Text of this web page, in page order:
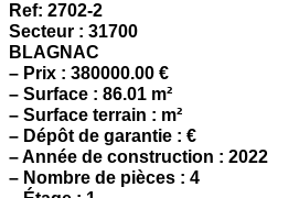
Ref: 2702-2
Secteur : 31700
BLAGNAC
– Prix : 380000.00 €
– Surface : 86.01 m²
– Surface terrain : m²
– Dépôt de garantie : €
– Année de construction : 2022
– Nombre de pièces : 4